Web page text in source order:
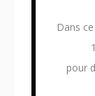
Dans
pour